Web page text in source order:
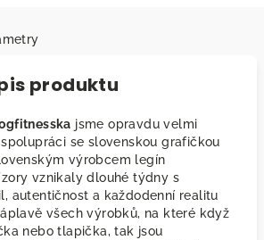
produktu
jsme opravdu velmi
se slovenskou grafičkou
výrobcem legín
vznikaly dlouhé týdny s
autentičnost a každodenní realitu
všech výrobků, na které když
nebo tlapička, tak jsou